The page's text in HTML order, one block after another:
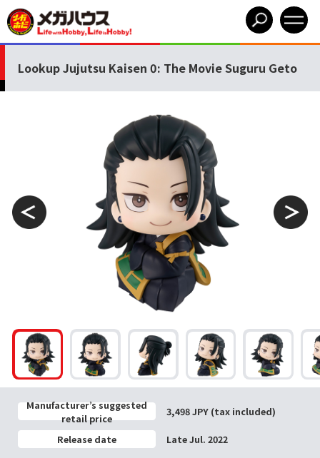
Lookup Jujutsu Kaisen 0: The Movie Suguru Geto
Manufacturer’s suggested
retail price
3,498 JPY (tax included)
Release date Late Jul. 2022